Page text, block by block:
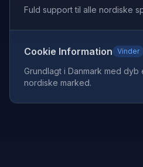
Fuld support til alle nordiske
Cookie Information Vinder
Grundlagt i Danmark med
nordiske marked.